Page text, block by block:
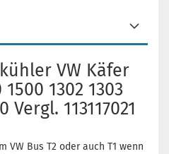
VW Käfer
1302 1303
Vergl. 113117021
VW Bus T2 oder auch T1 wenn